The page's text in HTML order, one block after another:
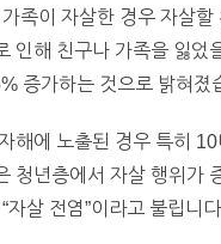
족이 자살한 경우 자살할
인해 친구나 가족을 잃었
증가하는 것으로 밝혀졌
해에 노출된 경우 특히 10
청년층에서 자살 행위가
자살 전염”이라고 불립니